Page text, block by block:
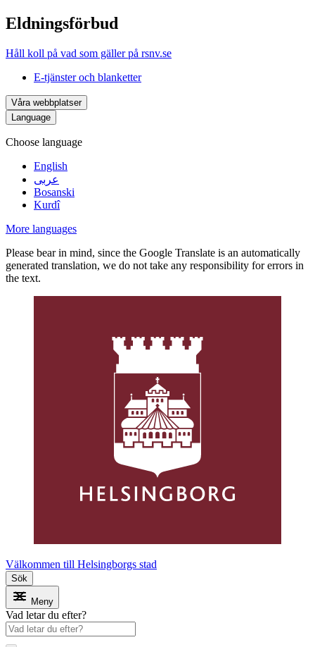
Eldningsförbud
Håll koll på vad som gäller på rsnv.se
E-tjänster och blanketter
Våra webbplatser
Language
Choose language
English
عربى
Bosanski
Kurdî
More languages
Please bear in mind, since the Google Translate is an automatically
generated translation, we do not take any responsibility for errors in
the text.
Välkommen till Helsingborgs stad
Sök
Meny
Vad letar du efter?